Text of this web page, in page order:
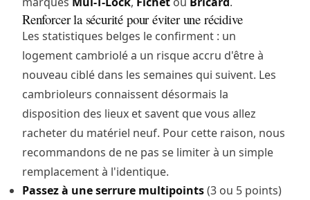
Renforcer la sécurité pour éviter une récidive
Les statistiques belges le confirment : un
logement cambriolé a un risque accru d'être à
nouveau ciblé dans les semaines qui suivent. Les
cambrioleurs connaissent désormais la
disposition des lieux et savent que vous allez
racheter du matériel neuf. Pour cette raison, nous
recommandons de ne pas se limiter à un simple
remplacement à l'identique.
Passez à une serrure multipoints(3 ou 5 points)